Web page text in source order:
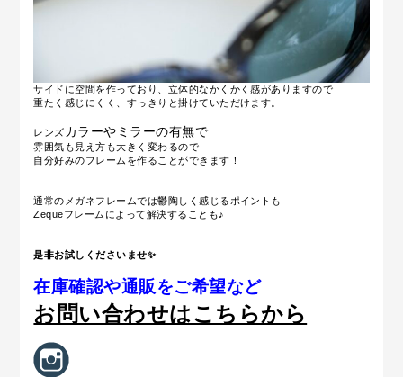
サイドに空間を作っており、立体的なかくかく感がありますので
重たく感じにくく、すっきりと掛けていただけます。
レンズカラーやミラーの有無で
雰囲気も見え方も大きく変わるので
自分好みのフレームを作ることができます！
通常のメガネフレームでは鬱陶しく感じるポイントも
Zequeフレームによって解決することも♪
是非お試しくださいませ✨
在庫確認や通販をご希望など
お問い合わせはこちらから